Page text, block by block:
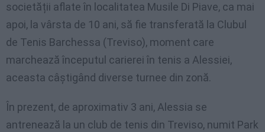
societății aflate în localitatea Musile Di Piave, ca mai
apoi, la vârsta de 10 ani, să fie transferată la Clubul
de Tenis Barchessa (Treviso), moment care
marchează începutul carierei în tenis a Alessiei,
aceasta câștigând diverse turnee din zonă.
În prezent, de aproximativ 3 ani, Alessia se
antrenează la un club de tenis din Treviso, numit Park